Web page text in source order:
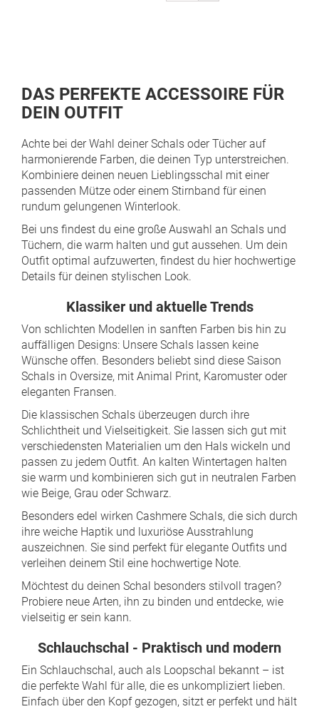
DAS PERFEKTE ACCESSOIRE FÜR
DEIN OUTFIT
Achte bei der Wahl deiner Schals oder Tücher auf
harmonierende Farben, die deinen Typ unterstreichen.
Kombiniere deinen neuen Lieblingsschal mit einer
passenden Mütze oder einem Stirnband für einen
rundum gelungenen Winterlook.
Bei uns findest du eine große Auswahl an Schals und
Tüchern, die warm halten und gut aussehen. Um dein
Outfit optimal aufzuwerten, findest du hier hochwertige
Details für deinen stylischen Look.
Klassiker und aktuelle Trends
Von schlichten Modellen in sanften Farben bis hin zu
auffälligen Designs: Unsere Schals lassen keine
Wünsche offen. Besonders beliebt sind diese Saison
Schals in Oversize, mit Animal Print, Karomuster oder
eleganten Fransen.
Die klassischen Schals überzeugen durch ihre
Schlichtheit und Vielseitigkeit. Sie lassen sich gut mit
verschiedensten Materialien um den Hals wickeln und
passen zu jedem Outfit. An kalten Wintertagen halten
sie warm und kombinieren sich gut in neutralen Farben
wie Beige, Grau oder Schwarz.
Besonders edel wirken Cashmere Schals, die sich durch
ihre weiche Haptik und luxuriöse Ausstrahlung
auszeichnen. Sie sind perfekt für elegante Outfits und
verleihen deinem Stil eine hochwertige Note.
Möchtest du deinen Schal besonders stilvoll tragen?
Probiere neue Arten, ihn zu binden und entdecke, wie
vielseitig er sein kann.
Schlauchschal - Praktisch und modern
Ein Schlauchschal, auch als Loopschal bekannt – ist
die perfekte Wahl für alle, die es unkompliziert lieben.
Einfach über den Kopf gezogen, sitzt er perfekt und hält